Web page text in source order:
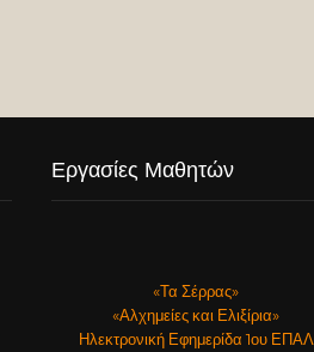
Εργασίες Μαθητών
«Τα Σέρρας»
«Αλχημείες και Ελιξίρια»
Ηλεκτρονική Εφημερίδα 1ου ΕΠΑΛ